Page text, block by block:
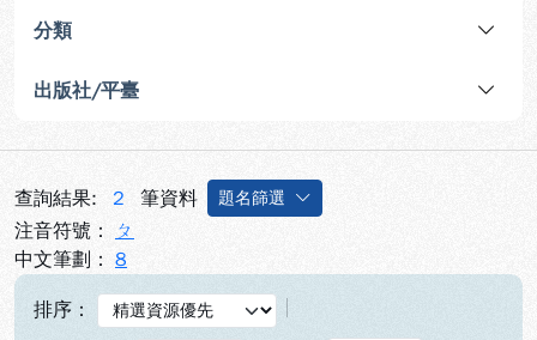
分類
出版社/平臺
查詢結果: 2 筆資料 題名篩選
注音符號：
ㄆ
中文筆劃： 8
排序：